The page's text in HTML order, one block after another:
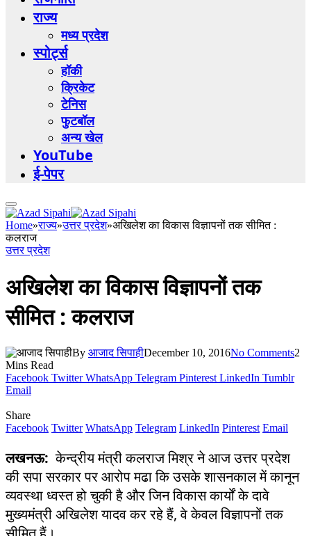
राज्य
मध्य प्रदेश
स्पोर्ट्स
हॉकी
क्रिकेट
टेनिस
फुटबॉल
अन्य खेल
YouTube
ई-पेपर
Home»राज्य»उत्तर प्रदेश»अखिलेश का विकास विज्ञापनों तक सीमित :
कलराज
उत्तर प्रदेश
अखिलेश का विकास विज्ञापनों तक
सीमित : कलराज
By आजाद सिपाहीDecember 10, 2016No Comments2
Mins Read
Facebook Twitter WhatsApp Telegram Pinterest LinkedIn Tumblr
Email
Share
Facebook Twitter WhatsApp Telegram LinkedIn Pinterest Email
लखनऊ: केन्द्रीय मंत्री कलराज मिश्र ने आज उत्तर प्रदेश
की सपा सरकार पर आरोप मढा कि उसके शासनकाल में कानून
व्यवस्था ध्वस्त हो चुकी है और जिन विकास कार्यों के दावे
मुख्यमंत्री अखिलेश यादव कर रहे हैं, वे केवल विज्ञापनों तक